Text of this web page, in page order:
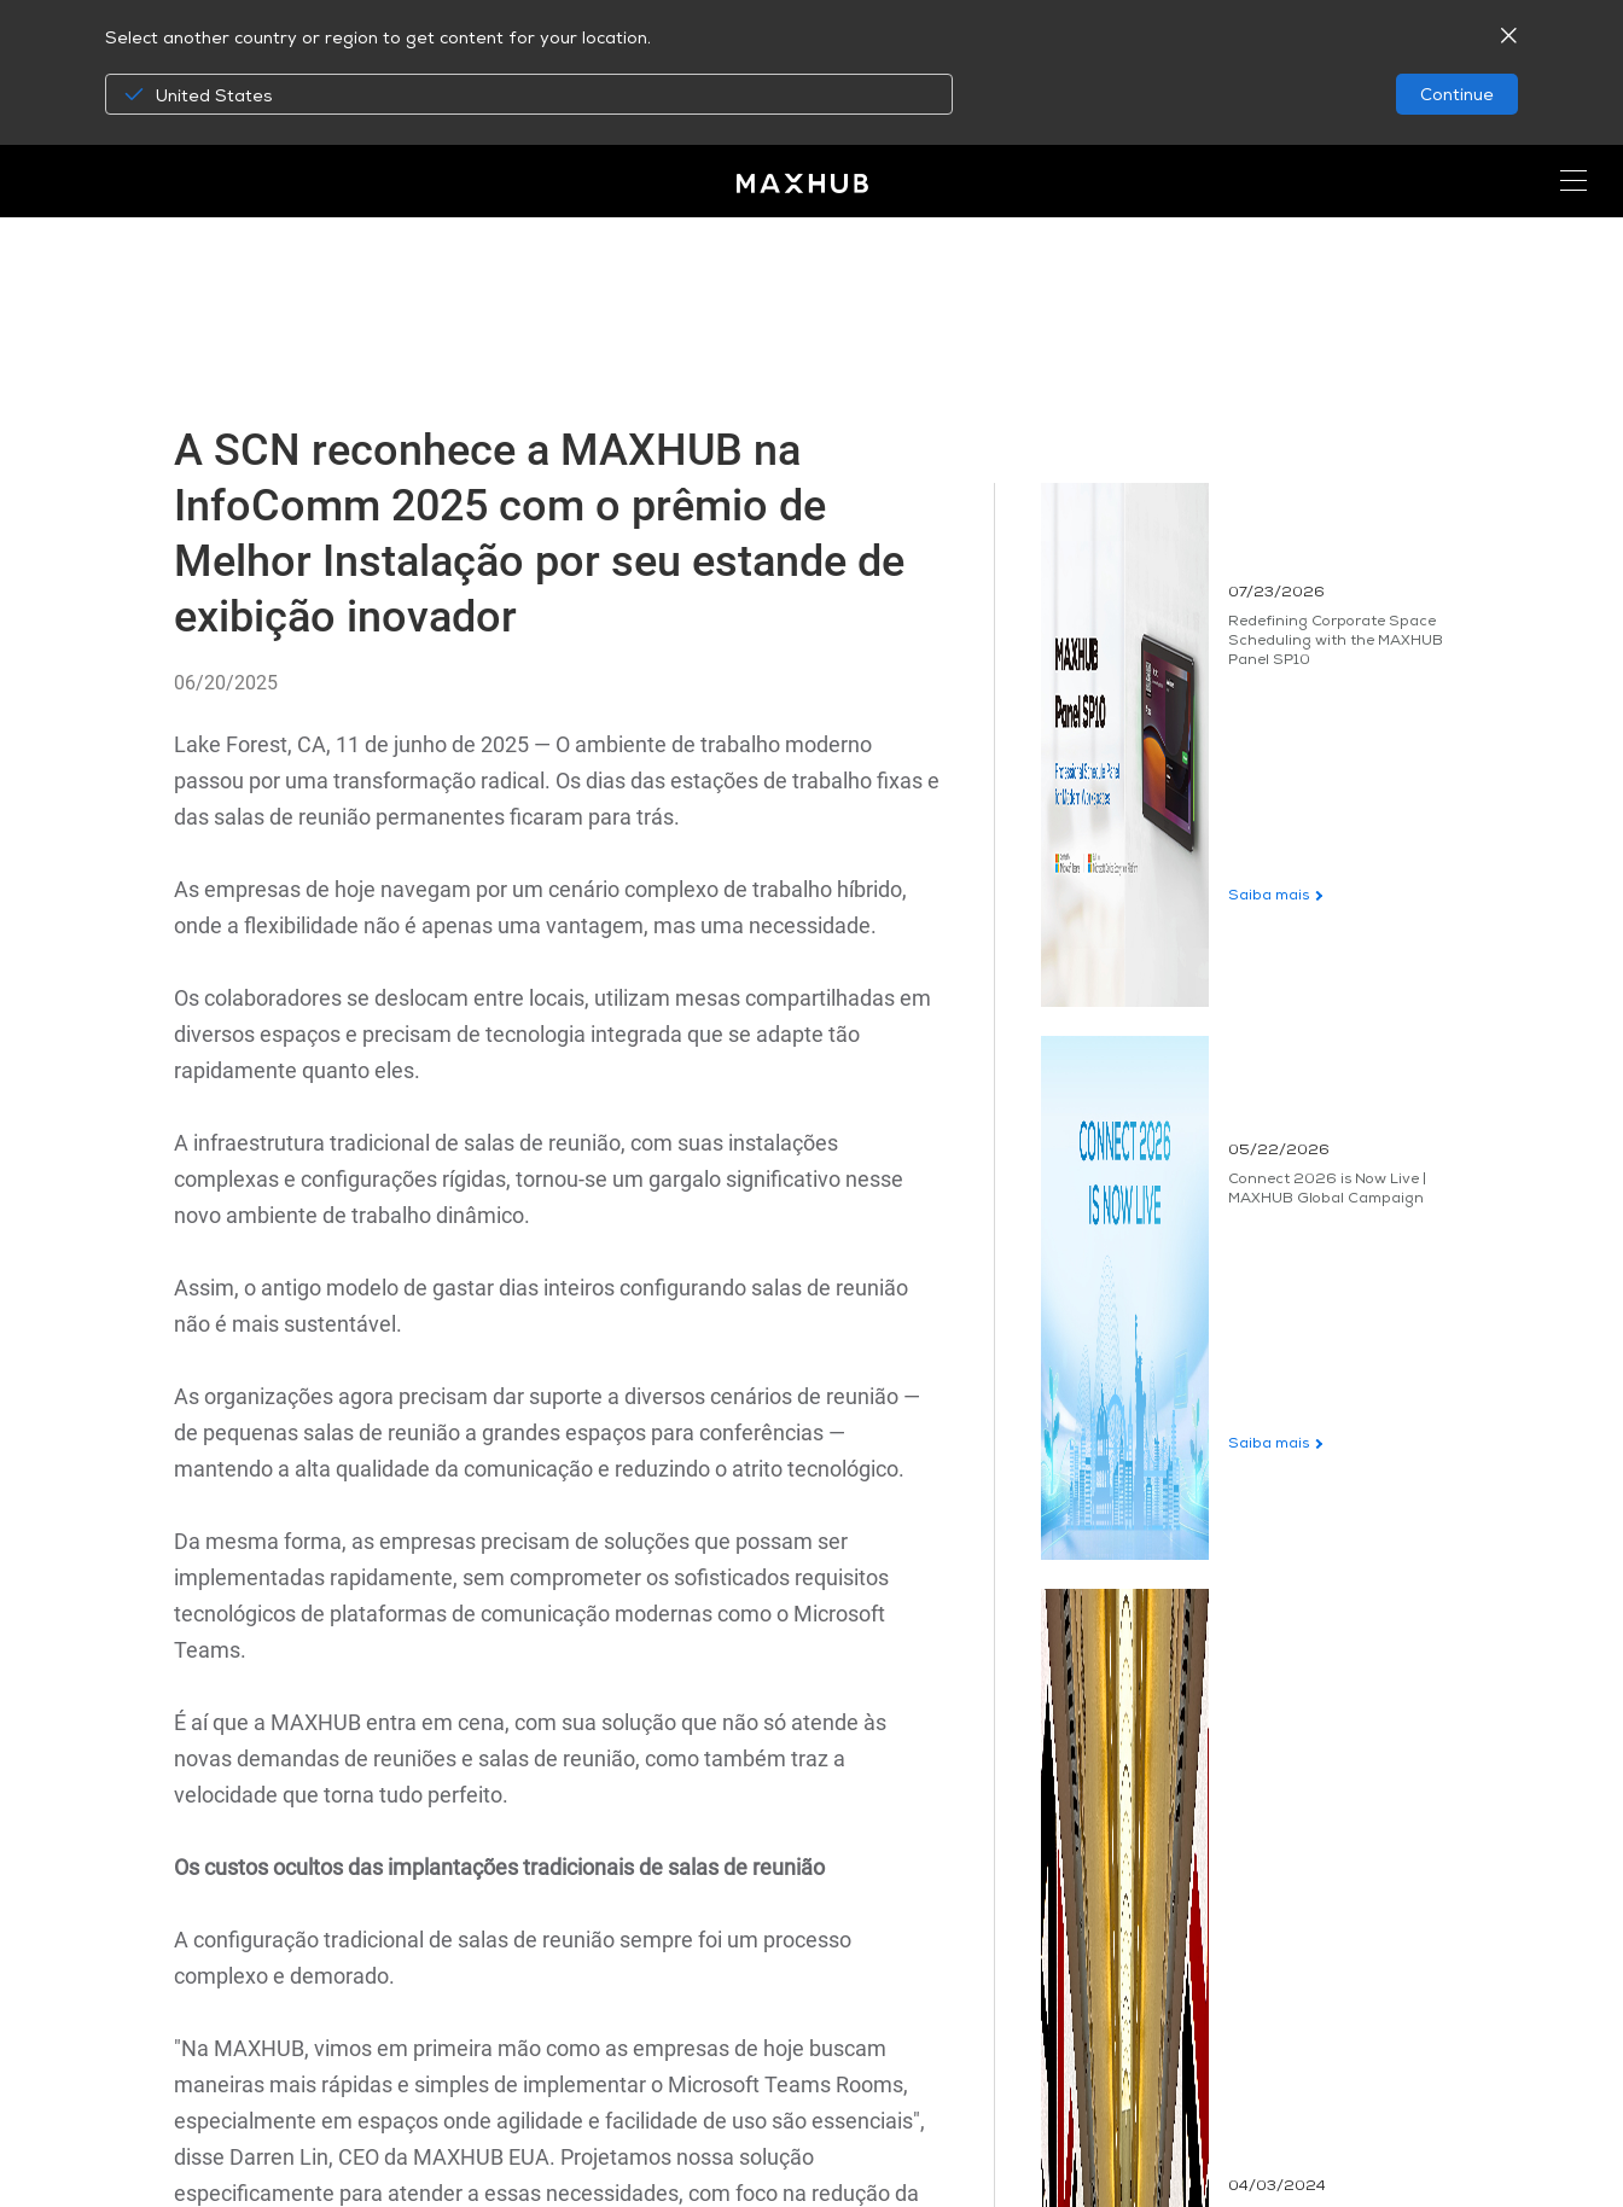
Select another country or region to get content for your location.
United States Continue
A SCN reconhece a MAXHUB na
InfoComm 2025 com o prêmio de
Melhor Instalação por seu estande de
exibição inovador
06/20/2025
Lake Forest, CA, 11 de junho de 2025 — O ambiente de trabalho moderno
passou por uma transformação radical. Os dias das estações de trabalho fixas e
das salas de reunião permanentes ficaram para trás.
As empresas de hoje navegam por um cenário complexo de trabalho híbrido,
onde a flexibilidade não é apenas uma vantagem, mas uma necessidade.
Os colaboradores se deslocam entre locais, utilizam mesas compartilhadas em
diversos espaços e precisam de tecnologia integrada que se adapte tão
rapidamente quanto eles.
A infraestrutura tradicional de salas de reunião, com suas instalações
complexas e configurações rígidas, tornou-se um gargalo significativo nesse
novo ambiente de trabalho dinâmico.
Assim, o antigo modelo de gastar dias inteiros configurando salas de reunião
não é mais sustentável.
As organizações agora precisam dar suporte a diversos cenários de reunião —
de pequenas salas de reunião a grandes espaços para conferências —
mantendo a alta qualidade da comunicação e reduzindo o atrito tecnológico.
Da mesma forma, as empresas precisam de soluções que possam ser
implementadas rapidamente, sem comprometer os sofisticados requisitos
tecnológicos de plataformas de comunicação modernas como o Microsoft
Teams.
É aí que a MAXHUB entra em cena, com sua solução que não só atende às
novas demandas de reuniões e salas de reunião, como também traz a
velocidade que torna tudo perfeito.
Os custos ocultos das implantações tradicionais de salas de reunião
A configuração tradicional de salas de reunião sempre foi um processo
complexo e demorado.
"Na MAXHUB, vimos em primeira mão como as empresas de hoje buscam
maneiras mais rápidas e simples de implementar o Microsoft Teams Rooms,
especialmente em espaços onde agilidade e facilidade de uso são essenciais",
disse Darren Lin, CEO da MAXHUB EUA. Projetamos nossa solução
especificamente para atender a essas necessidades, com foco na redução da
07/23/2026
Redefining Corporate Space
Scheduling with the MAXHUB
Panel SP10
Saiba mais
05/22/2026
Connect 2026 is Now Live |
MAXHUB Global Campaign
Saiba mais
04/03/2024